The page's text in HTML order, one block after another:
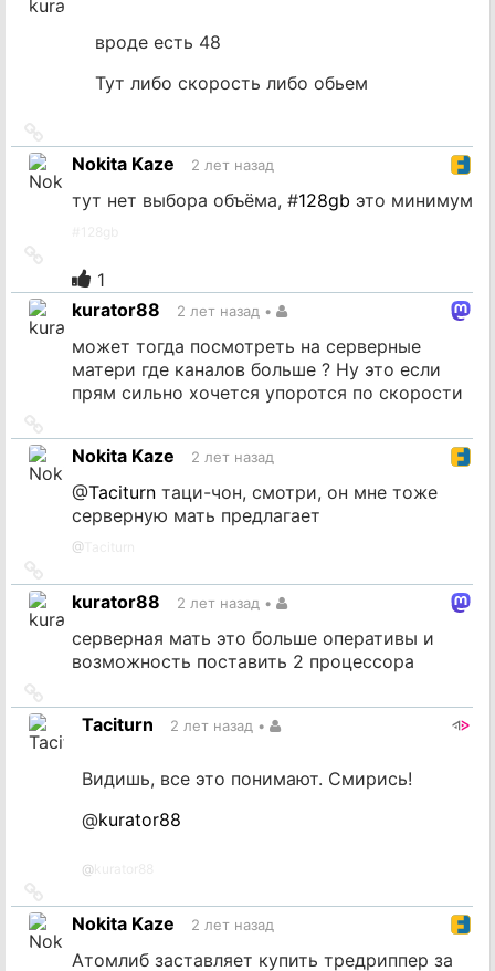
вроде есть 48
Тут либо скорость либо обьем
на
источник
Nokita Kaze 2 лет назад
тут нет выбора объёма, #128gb это минимум
источник
1
kurator88
2 лет назад •
может тогда посмотреть на серверные
матери где каналов больше ? Ну это если
прям сильно хочется упоротся по скорости
на
источник
Nokita Kaze 2 лет назад
@Taciturn таци-чон, смотри, он мне тоже
серверную мать предлагает
@
на
источник
kurator88 2 лет назад •
серверная мать это больше оперативы и
возможность поставить 2 процессора
на
источникTaciturn 2 лет назад •
Видишь, все это понимают. Смирись!
@kurator88
@
на
источник
Nokita Kaze 2 лет назад
Атомлиб заставляет купить тредриппер за